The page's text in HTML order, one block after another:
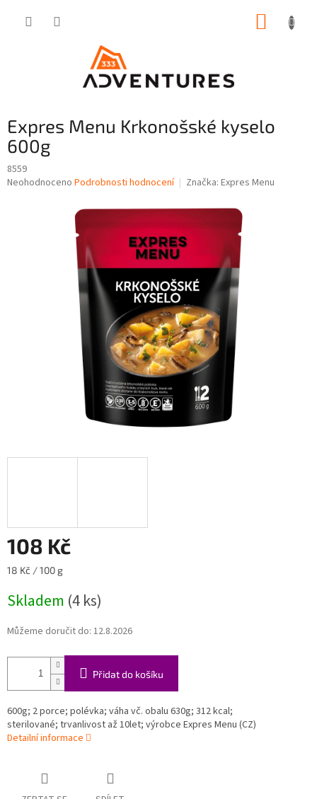
Expres Menu Krkonošské kyselo
600g
8559
Průměrné
Neohodnoceno Podrobnosti hodnocení Značka: Expres Menu
108 Kč
Měrná
18 Kč / 100 g
Skladem (4 ks)
Můžeme doručit do: 12.8.2026
Přidat do košíku
600g; 2 porce; polévka; váha vč. obalu 630g; 312 kcal;
sterilované; trvanlivost až 10let; výrobce Expres Menu (CZ)
Detailní informace